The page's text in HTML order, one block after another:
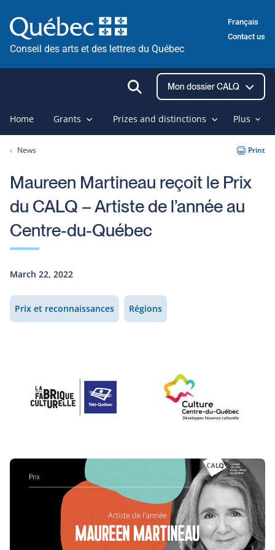
to
content
Conseil des arts et des lettres du Québec
Français
Contact us
Ouvrir
la
recherche
Mon dossier CALQ
Home Grants Prizes and distinctions Plus
News Print
Maureen Martineau reçoit le Prix
du CALQ – Artiste de l’année au
Centre-du-Québec
March 22, 2022
Prix et reconnaissances Régions